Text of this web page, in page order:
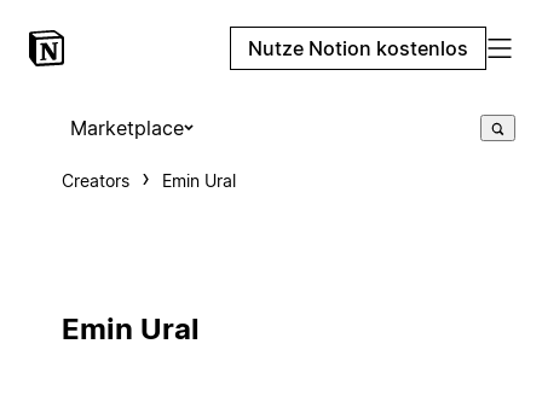
Nutze Notion kostenlos
Marketplace
Creators Emin Ural
Emin Ural